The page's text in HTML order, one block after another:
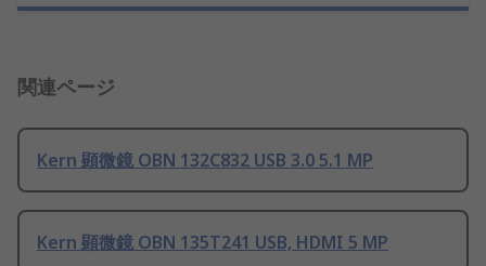
関連ページ
Kern 顕微鏡 OBN 132C832 USB 3.0 5.1 MP
Kern 顕微鏡 OBN 135T241 USB, HDMI 5 MP